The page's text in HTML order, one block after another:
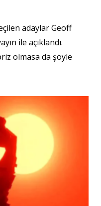
adaylar Geoff
ile açıklandı.
olmasa da şöyle